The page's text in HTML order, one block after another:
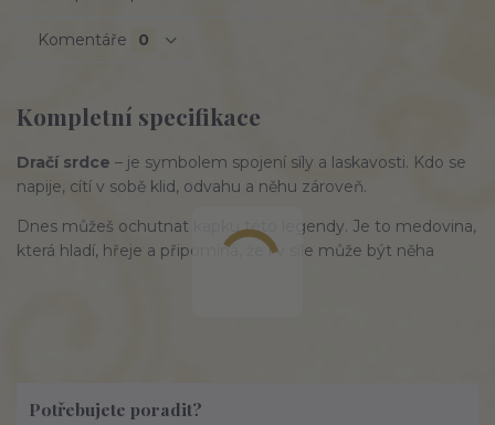
Komentáře 0
Kompletní specifikace
Dračí srdce – je symbolem spojení síly a laskavosti. Kdo se
napije, cítí v sobě klid, odvahu a něhu zároveň.
Dnes můžeš ochutnat kapku této legendy. Je to medovina,
která hladí, hřeje a připomíná, že i v síle může být něha
Potřebujete poradit?